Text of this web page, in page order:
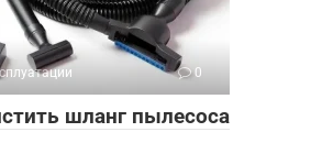
0
шланг пылесоса